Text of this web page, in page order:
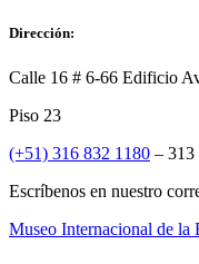
Dirección:
Calle 16 # 6-66 Edificio
Piso 23
(+51) 316 832 1180 – 313
Escríbenos en nuestro
Museo Internacional de la